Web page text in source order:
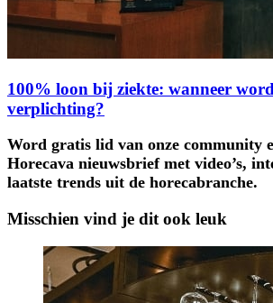
100% loon bij ziekte: wanneer
verplichting?
Word gratis lid van onze community
Horecava nieuwsbrief met video’s,
laatste trends uit de horecabranche.
Misschien vind je dit ook leuk